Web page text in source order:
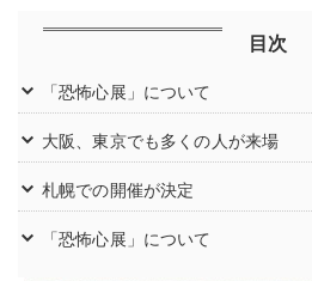
目次
「恐怖心展」について
大阪、東京でも多くの人が来場
札幌での開催が決定
「恐怖心展」について